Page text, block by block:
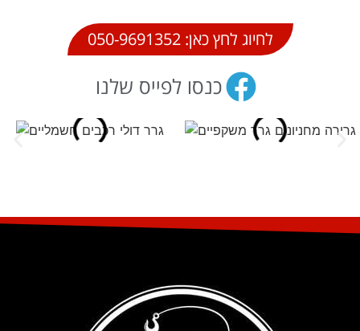
לחיוג לחץ כאן: 050-9691352
כנסו לפייס שלנו